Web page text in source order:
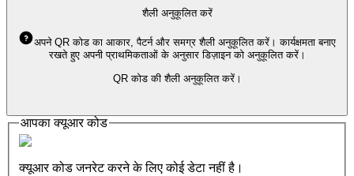
शैली अनुकूलित करें
अपने QR कोड का आकार, पैटर्न और समग्र शैली अनुकूलित करें। कार्यक्षमता बनाए
रखते हुए अपनी प्राथमिकताओं के अनुसार डिज़ाइन को अनुकूलित करें।
QR कोड की शैली अनुकूलित करें।
आपका क्यूआर कोड
क्यूआर कोड जनरेट करने के लिए कोई डेटा नहीं है।